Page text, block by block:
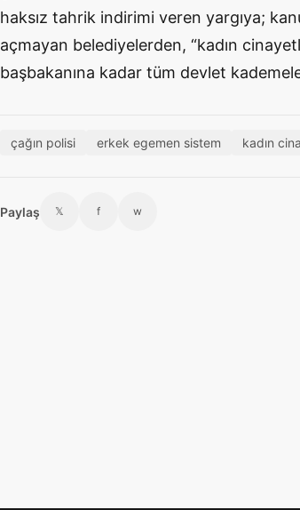
haksız tahrik indirimi veren yargıya;
açmayan belediyelerden, “kadın
başbakanına kadar tüm devlet
çağın polisi erkek egemen sistem kadın
Paylaş 𝕏 f w